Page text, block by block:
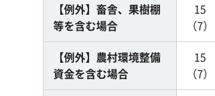
【例外】畜舎、果樹棚
等を含む場合
15
（7）
【例外】農村環境整備
資金を含む場合
15
（7）